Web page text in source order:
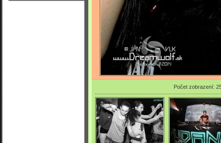
Počet zobrazení: